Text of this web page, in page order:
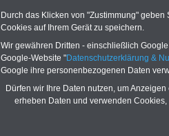
Durch das Klicken von "Zustimmung"
Cookies auf Ihrem Gerät zu speichern.
Wir gewähren Dritten - einschließlich
Google-Website "Datenschutzerklärung &
Google ihre personenbezogenen Daten
Dürfen wir Ihre Daten nutzen, um
erheben Daten und verwenden